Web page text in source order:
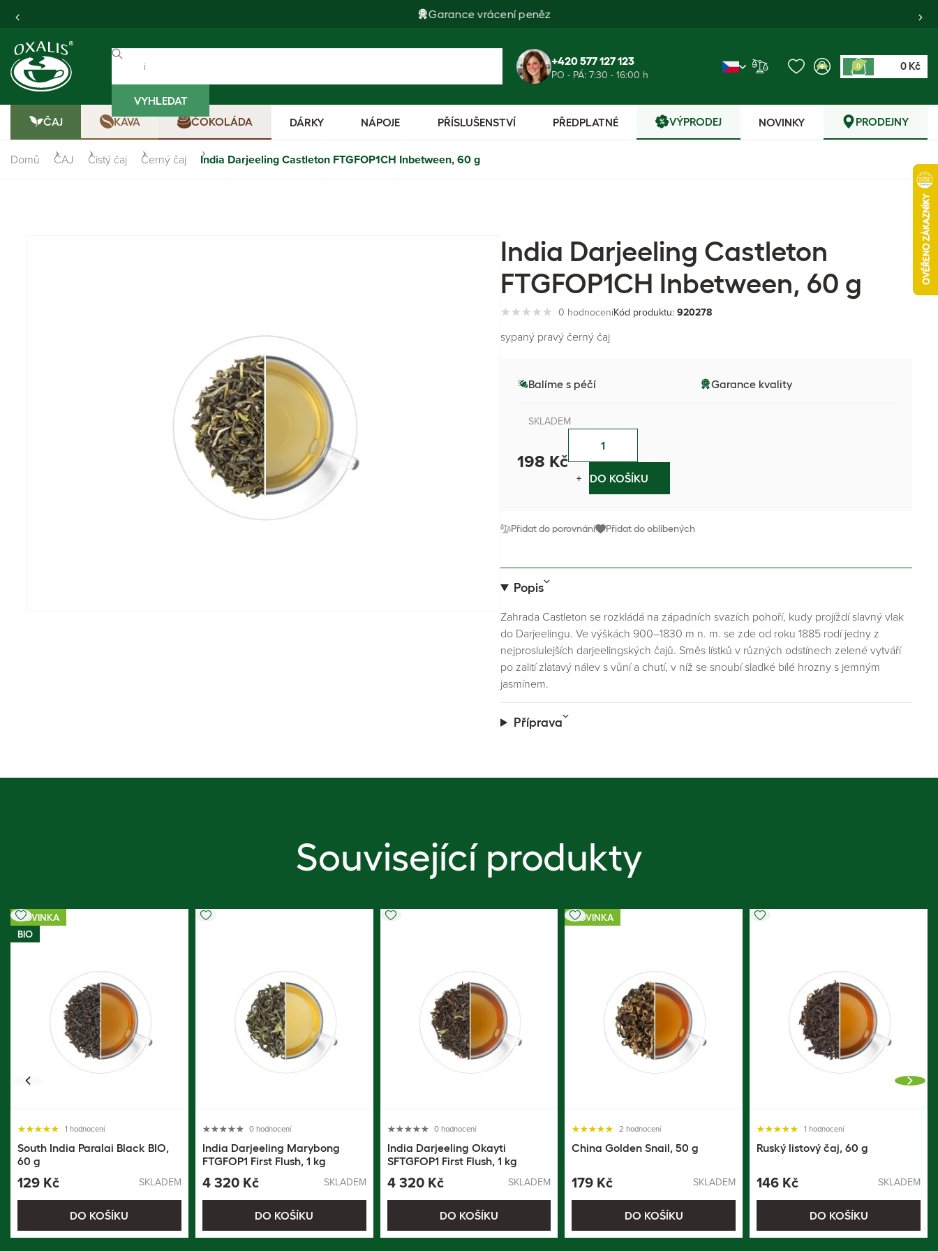
Garance vrácení peněz
VYHLEDAT
+420 577 127 123
PO - PÁ: 7:30 - 16:00 h
0 0 Kč
ČAJ KÁVA ČOKOLÁDA DÁRKY NÁPOJE PŘÍSLUŠENSTVÍ PŘEDPLATNÉ VÝPRODEJ NOVINKY PRODEJNY
Domů ČAJ Čistý čaj Černý čaj India Darjeeling Castleton FTGFOP1CH Inbetween, 60 g
India Darjeeling Castleton
FTGFOP1CH Inbetween, 60 g
0 hodnoceníKód produktu: 920278
sypaný pravý černý čaj
Balíme s péčí Garance kvality
SKLADEM
198 Kč
−
+ DO KOŠÍKU
Přidat do porovnání Přidat do oblíbených
Popis
Zahrada Castleton se rozkládá na západních svazích pohoří, kudy projíždí slavný vlak
do Darjeelingu. Ve výškách 900–1830 m n. m. se zde od roku 1885 rodí jedny z
nejproslulejších darjeelingských čajů. Směs lístků v různých odstínech zelené vytváří
po zalití zlatavý nálev s vůní a chutí, v níž se snoubí sladké bílé hrozny s jemným
jasmínem.
Příprava
Související produkty
NOVINKA
BIO
1 hodnocení
South India Paralai Black BIO,
60 g
129 Kč SKLADEM
DO KOŠÍKU
0 hodnocení
India Darjeeling Marybong
FTGFOP1 First Flush, 1 kg
4 320 Kč SKLADEM
DO KOŠÍKU
0 hodnocení
India Darjeeling Okayti
SFTGFOP1 First Flush, 1 kg
4 320 Kč SKLADEM
DO KOŠÍKU
NOVINKA
2 hodnocení
China Golden Snail, 50 g
179 Kč SKLADEM
DO KOŠÍKU
1 hodnocení
Ruský listový čaj, 60 g
146 Kč SKLADEM
DO KOŠÍKU